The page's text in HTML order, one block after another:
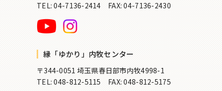
TEL: 04-7136-2414 FAX: 04-7136-2430
縁「ゆかり」内牧センター
〒344-0051 埼玉県春日部市内牧4998-1
TEL: 048-812-5115 FAX: 048-812-5175